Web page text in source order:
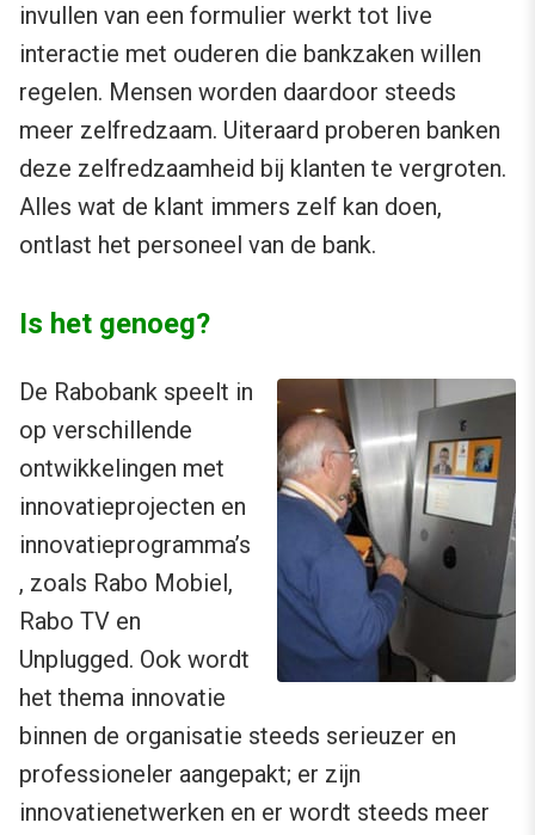
invullen van een formulier werkt tot live
interactie met ouderen die bankzaken willen
regelen. Mensen worden daardoor steeds
meer zelfredzaam. Uiteraard proberen banken
deze zelfredzaamheid bij klanten te vergroten.
Alles wat de klant immers zelf kan doen,
ontlast het personeel van de bank.
Is het genoeg?
De Rabobank speelt in
op verschillende
ontwikkelingen met
innovatieprojecten en
innovatieprogramma’s
, zoals Rabo Mobiel,
Rabo TV en
Unplugged. Ook wordt
het thema innovatie
binnen de organisatie steeds serieuzer en
professioneler aangepakt; er zijn
innovatienetwerken en er wordt steeds meer